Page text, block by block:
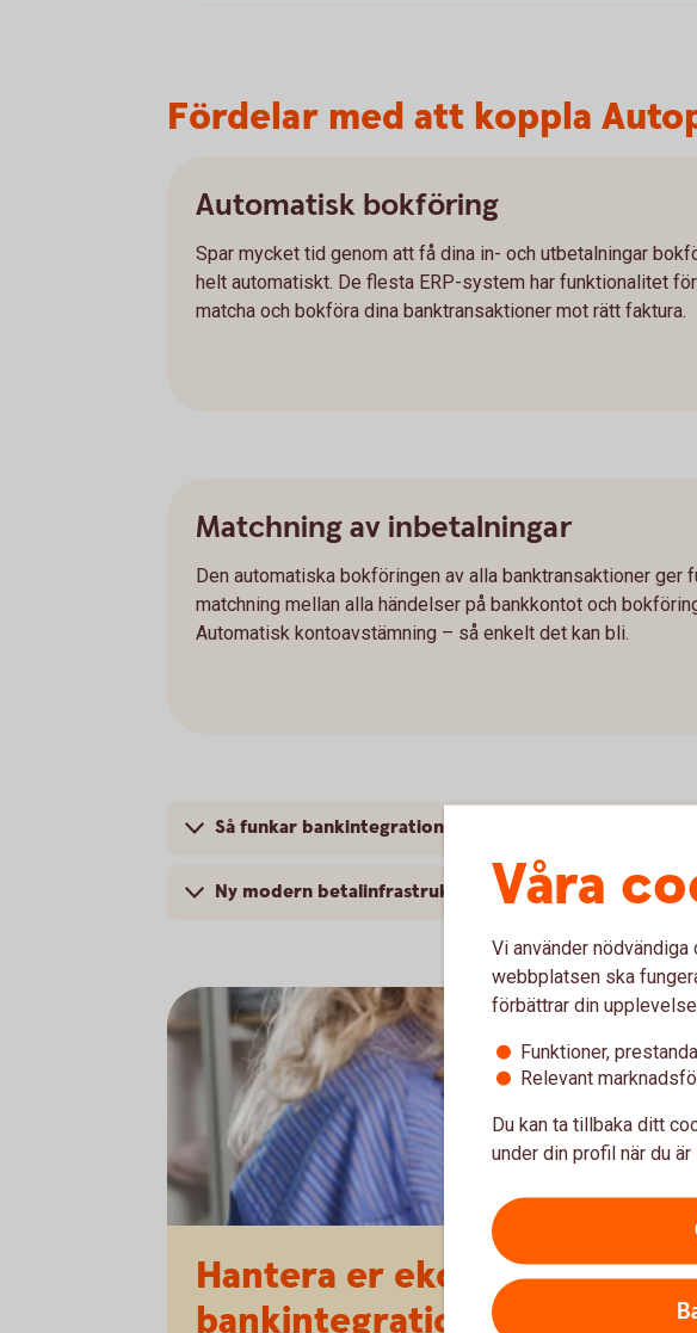
Fördelar med att koppla
Automatisk bokföring
Spar mycket tid genom att få dina in- och utbetalningar
helt automatiskt. De flesta ERP-system har funktionalitet
matcha och bokföra dina banktransaktioner mot rätt faktura.
Matchning av inbetalningar
Den automatiska bokföringen av alla banktransaktioner ger
matchning mellan alla händelser på bankkontot och
Automatisk kontoavstämning – så enkelt det kan bli.
Så funkar bankintegrationen
Ny modern betalinfrastruktur i Sverige
Hantera er ekonomi på ett
bankintegration.
Våra
Vi använder
webbplatsen ska
förbättrar din
Funktioner,
Relevant
Du kan ta tillbaka ditt
under din profil när du är